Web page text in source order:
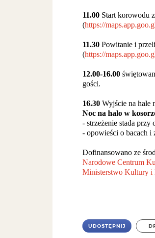
11.00 Start korowodu
(https://
11.30 Powitanie i
(https://
12.00-16.00
gości.
16.30 Wyjście na hale
Noc na halo w
- strzeżenie stada przy
- opowieści o bacach i
Dofinansowano ze
Narodowe Centrum
Ministerstwo Kultury i
UDOSTĘPNIJ